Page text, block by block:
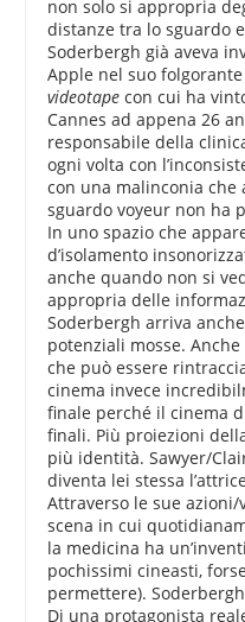
non solo si appropria
distanze tra lo sguardo
Soderbergh già aveva
Apple nel suo
videotape con cui ha
Cannes ad appena 26
responsabile della
ogni volta con
con una malinconia che
sguardo voyeur non ha
In uno spazio che
d’isolamento
anche quando non si
appropria delle
Soderbergh arriva
potenziali mosse.
che può essere
cinema invece
finale perché il cinema
finali. Più proiezioni
più identità. Sawyer/
diventa lei stessa
Attraverso le sue
scena in cui
la medicina ha
pochissimi cineasti,
permettere).
Di una protagonista